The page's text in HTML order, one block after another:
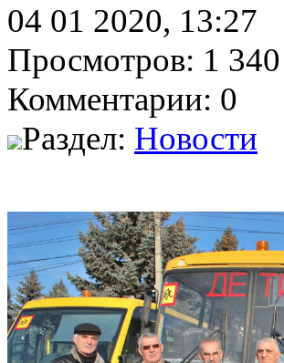
04 01 2020, 13:27
Просмотров: 1 340
Комментарии: 0
Раздел: Новости